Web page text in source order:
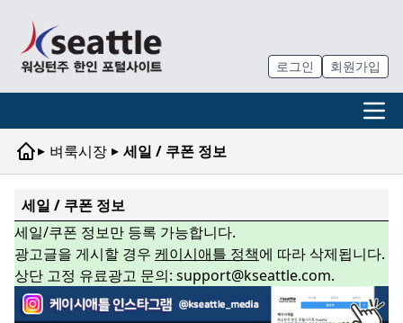
로그인 회원가입
▸ 벼룩시장 ▸ 세일 / 쿠폰 정보
세일 / 쿠폰 정보
세일/쿠폰 정보만 등록 가능합니다.
광고글을 게시할 경우 케이시애틀 정책에 따라 삭제됩니다.
상단 고정 유료광고 문의: support@kseattle.com.